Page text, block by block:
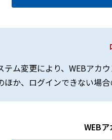
テム変更により、WEBアカ
ほか、ログインできない場
WEB